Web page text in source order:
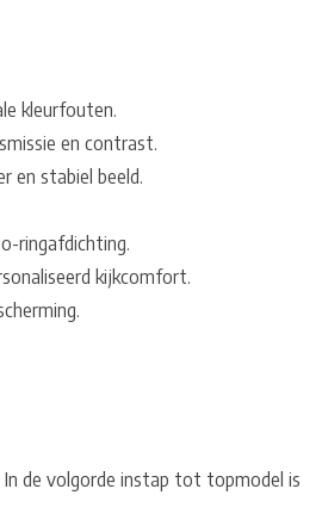
kleurfouten.
en contrast.
en stabiel beeld.
ringafdichting.
kijkcomfort.
de volgorde instap tot topmodel is